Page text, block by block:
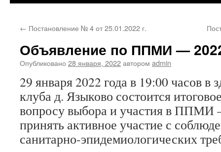
← Постановление № 4 от 25.01.2022 г.
Объявление по ППМИ —
Опубликовано 28 января, 2022автором admin
29 января 2022 года в 19:00 часов в
клуба д. Языково состоится
вопросу выбора и участия в
принять активное участие с
санитарно-эпидемиологических